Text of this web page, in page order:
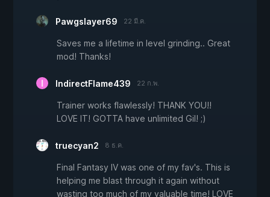
Pawgslayer69 22 มี.ค.
Saves me a lifetime in level grinding.. Great
mod! Thanks!
IndirectFlame439 22 ก.พ.
Trainer works flawlessly! THANK YOU!!
LOVE IT! GOTTA have unlimited Gil! ;)
truecyan2 8 ธ.ค.
Final Fantasy IV was one of my fav's. This is
helping me blast through it again without
wasting too much of my valuable time! LOVE